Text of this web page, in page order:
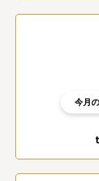
今月